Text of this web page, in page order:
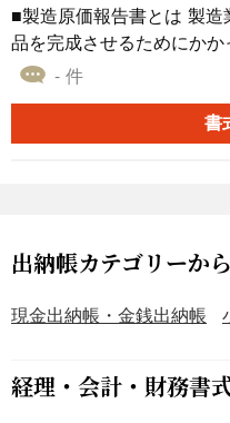
■製造原価報告書とは 製
品を完成させるためにか
計するための財務諸表の1
たかを明確にします。損
価」を算出するための、重
がかかっているかを把握し
場面で利用します。 ・金
の経営状況報告など、外部
するために利用します。
- 件
書
出納帳カテゴリーか
現金出納帳・金銭出納帳
経理・会計・財務書